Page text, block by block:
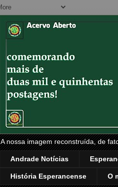
A nossa imagem reconstruída, de
Andrade Notícias
História Esperancense O